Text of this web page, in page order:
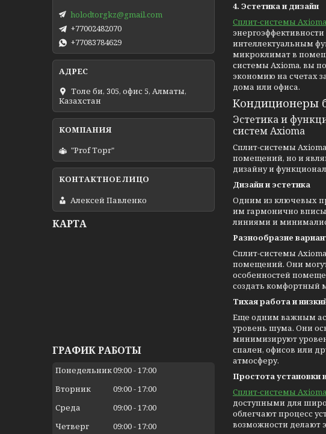
4. Эстетика и дизайн
Сплит-системы Axioma
интеллектуальным
микроклимат в
системы Axioma, вы
экономию на счетах
дома или офиса.
Кондиционеры
Эстетика и
систем Axioma
Сплит-системы
помещений, но и
дизайну и
Дизайн и эстетика
Одним из ключевых
им гармонично
линиями и
Разнообразие
Сплит-системы
помещений. Они
особенностей
создать
Тихая работа и
Еще одним важным
уровень шума. Они
минимизируют
спален, офисов или
атмосферу.
Простота установки
Сплит-системы Axioma
доступными для
облегчают процесс
возможности делают
holodtorgkz@gmail.com
+77002482070
+77083784629
Толе би, 305, офис 5, Алматы,
Казахстан
"Prof Торг"
Алексей Павленко
КАРТА
ГРАФИК РАБОТЫ
Понедельник09:00 17:00
Вторник
09:00 17:00
Среда
09:00 17:00
Четверг
09:00 17:00